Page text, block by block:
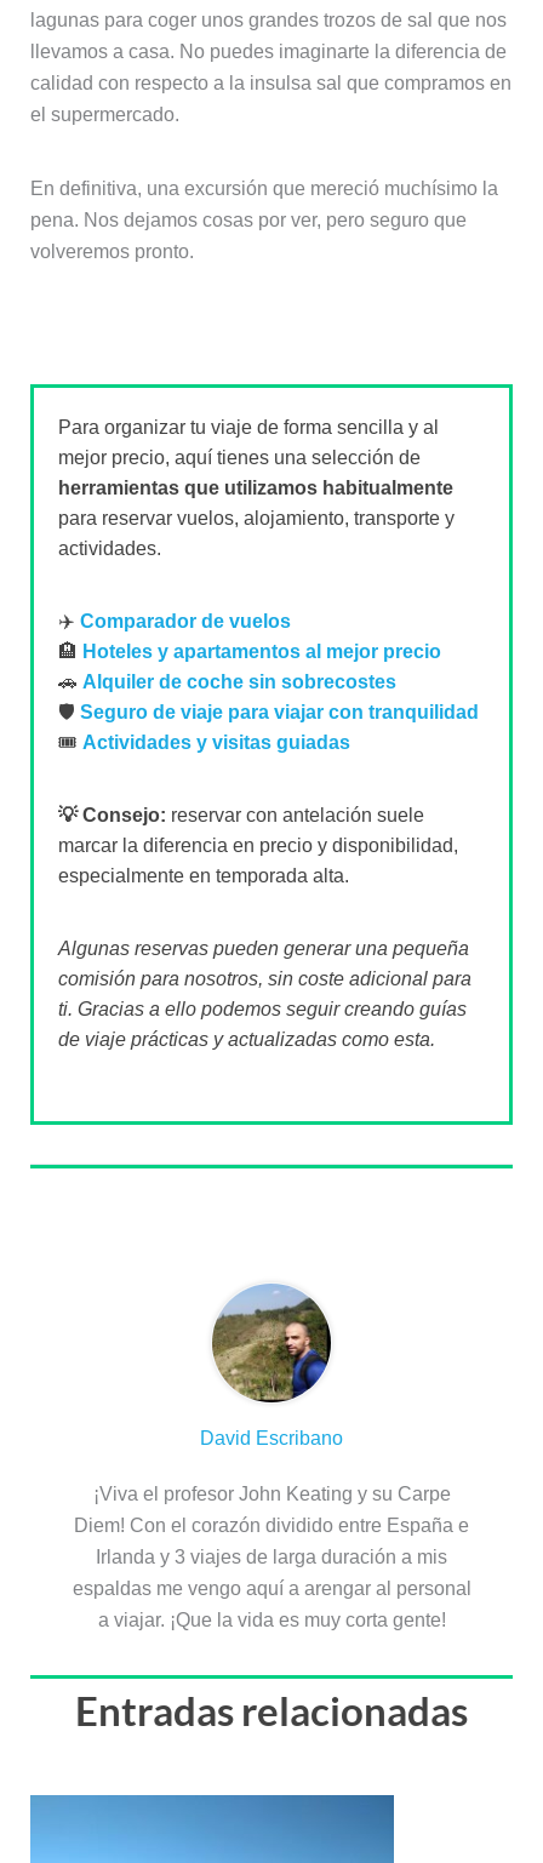
lagunas para coger unos grandes trozos de sal que nos
llevamos a casa. No puedes imaginarte la diferencia de
calidad con respecto a la insulsa sal que compramos en
el supermercado.
En definitiva, una excursión que mereció muchísimo la
pena. Nos dejamos cosas por ver, pero seguro que
volveremos pronto.
Para organizar tu viaje de forma sencilla y al
mejor precio, aquí tienes una selección de
herramientas que utilizamos habitualmente
para reservar vuelos, alojamiento, transporte y
actividades.
✈️ Comparador de vuelos
🏨 Hoteles y apartamentos al mejor precio
🚗 Alquiler de coche sin sobrecostes
🛡️ Seguro de viaje para viajar con tranquilidad
🎟️ Actividades y visitas guiadas
💡 Consejo: reservar con antelación suele
marcar la diferencia en precio y disponibilidad,
especialmente en temporada alta.
Algunas reservas pueden generar una pequeña
comisión para nosotros, sin coste adicional para
ti. Gracias a ello podemos seguir creando guías
de viaje prácticas y actualizadas como esta.
David Escribano
¡Viva el profesor John Keating y su Carpe
Diem! Con el corazón dividido entre España e
Irlanda y 3 viajes de larga duración a mis
espaldas me vengo aquí a arengar al personal
a viajar. ¡Que la vida es muy corta gente!
Entradas relacionadas